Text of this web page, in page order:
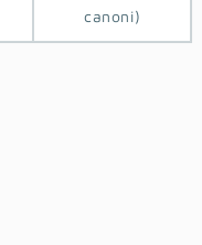
canoni)